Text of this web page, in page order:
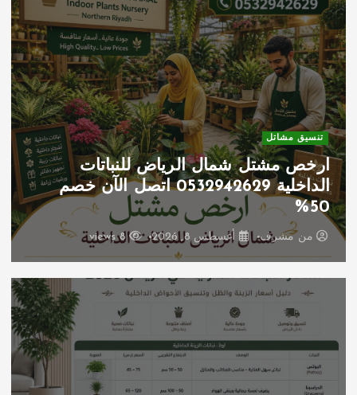
تنسيق مشاتل
ارخص مشتل شمال الرياض للنباتات
الداخلية 0532942629 اتصل الآن خصم
50%
منمشرف أغسطس 8, 2026 8 views